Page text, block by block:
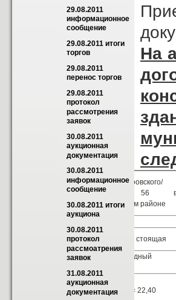
29.08.2011
информационное
сообщение
29.08.2011 итоги
торгов
29.08.2011
перенос торгов
29.08.2011
протокол
рассмотрения
заявок
30.08.2011
аукционная
документация
30.08.2011
информационное
сообщение
30.08.2011 итоги
аукциона
30.08.2011
протокол
рассмоaтрения
заявок
31.08.2011
аукционная
документация
На
Адрес места
установки объекта
аукционных торгов
ул.Н.Островского/
Боевая, 56
Советском районе
Тип рекламной
конструкции
отдельно стоящая
Вид рекламной
светодиодный
рекламного
5,6 х 4,0 = 22,40